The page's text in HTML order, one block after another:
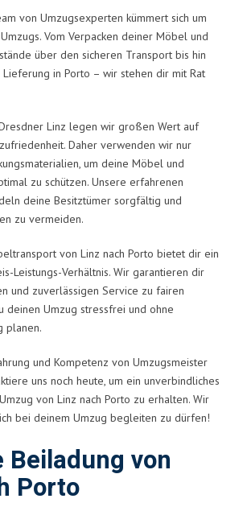
von Umzugsexperten kümmert sich um
Vom Verpacken deiner Möbel und
über den sicheren Transport bis hin
in Porto – wir stehen dir mit Rat
Linz legen wir großen Wert auf
Daher verwenden wir nur
um deine Möbel und
zu schützen. Unsere erfahrenen
deine Besitztümer sorgfältig und
zu vermeiden.
von Linz nach Porto bietet dir ein
Leistungs-Verhältnis. Wir garantieren dir
und zuverlässigen Service zu fairen
deinen Umzug stressfrei und ohne
planen.
und Kompetenz von Umzugsmeister
uns noch heute, um ein unverbindliches
von Linz nach Porto zu erhalten. Wir
bei deinem Umzug begleiten zu dürfen!
Beiladung von
Porto